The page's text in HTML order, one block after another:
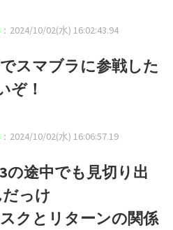
：2024/10/02(水) 16:02:43.94
スマブラに参戦した
ぞ！
：2024/10/02(水) 16:06:57.19
の途中でも見切り出
っけ
クとリターンの関係